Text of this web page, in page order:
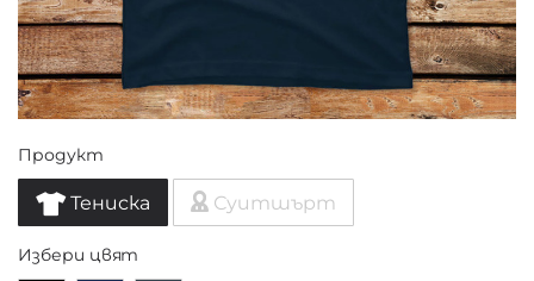
Продукт
Тениска Суитшърт
Избери цвят